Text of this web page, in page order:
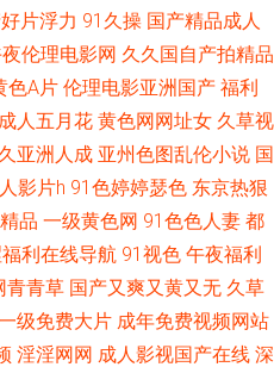
草AV女激情 人妖网站 69AV电影院 成
图成人套图 AV无码导航 欧美A片在
导航 久久国产高潮久久 色偷偷影院
网站 97资源网站首页 国产特级直播
人无码A片 99视频资源总站 久久影
精品肏屄电影 欧美性一区 亚洲伦理自
片浮力 91久操 国产精品成人
伦理电影网 久久国自产拍精品
色A片 伦理电影亚洲国产 福利
人五月花 黄色网网址女 久草视
亚洲人成 亚州色图乱伦小说 国
影片h 91色婷婷瑟色 东京热狠
品 一级黄色网 91色色人妻 都
利在线导航 91视色 午夜福利
青青草 国产又爽又黄又无 久草
级免费大片 成年免费视频网站
淫淫网网 成人影视国产在线 深